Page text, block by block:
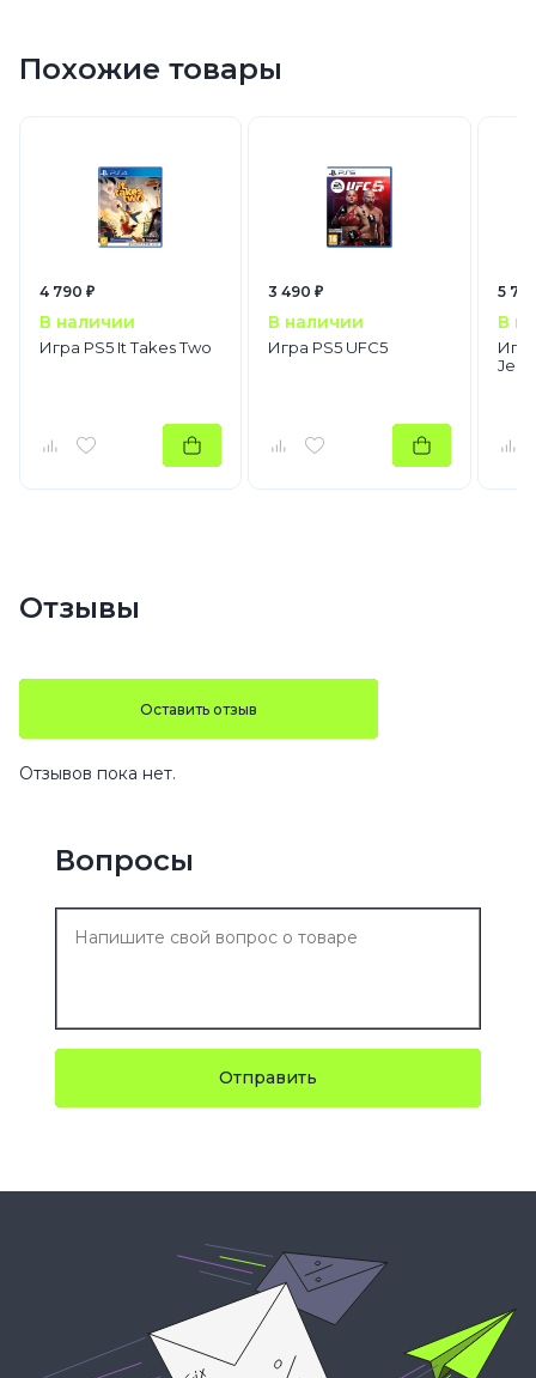
Похожие товары
4 790 ₽
В наличии
Игра PS5 It Takes Two
3 490 ₽
В наличии
Игра PS5 UFC5
5
В
Jedi
Отзывы
Оставить отзыв
Отзывов пока нет.
Вопросы
Отправить